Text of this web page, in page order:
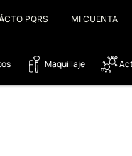
PQRS MI CUENTA
Maquillaje